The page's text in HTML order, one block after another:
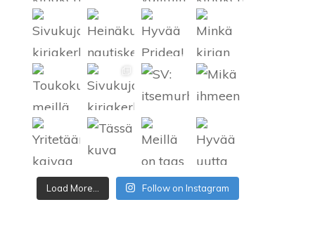
SATEENKAARIKIRJALLISUUS
Load More... Follow on Instagram